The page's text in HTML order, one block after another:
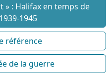
» : Halifax en temps de
1945
référence
de la guerre